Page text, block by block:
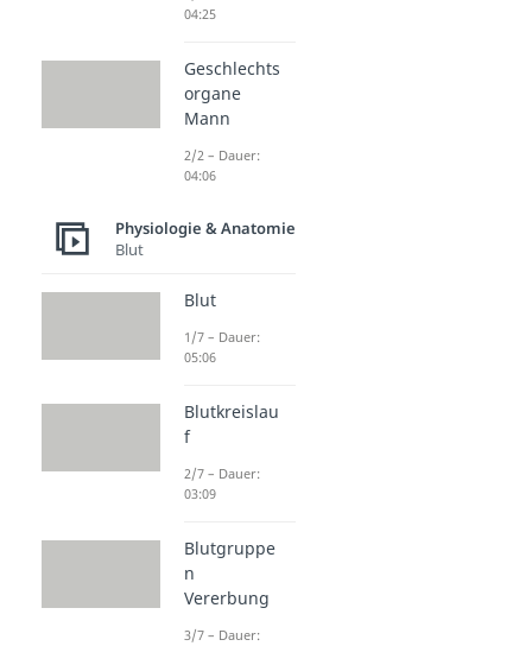
04:25
Geschlechts
organe
Mann
2/2 – Dauer:
04:06
Physiologie & Anatomie
Blut
Blut
1/7 – Dauer:
05:06
Blutkreislau
f
2/7 – Dauer:
03:09
Blutgruppe
n
Vererbung
3/7 – Dauer: